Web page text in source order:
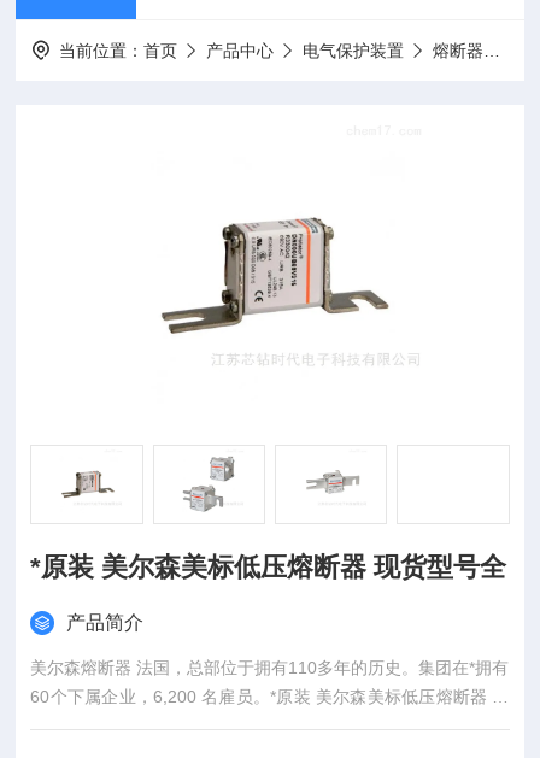
当前位置：首页 产品中心 电气保护装置 熔断器
*原装 美尔森美标低压熔断器 现货型号全
产品简介
美尔森熔断器 法国，总部位于拥有110多年的历史。集团在*拥有
60个下属企业，6,200 名雇员。*原装 美尔森美标低压熔断器 现
货型号全